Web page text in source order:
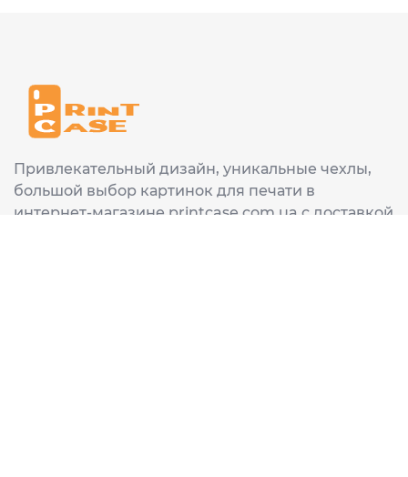
Привлекательный дизайн, уникальные чехлы,
большой выбор картинок для печати в
интернет-магазине printcase.com.ua с доставкой